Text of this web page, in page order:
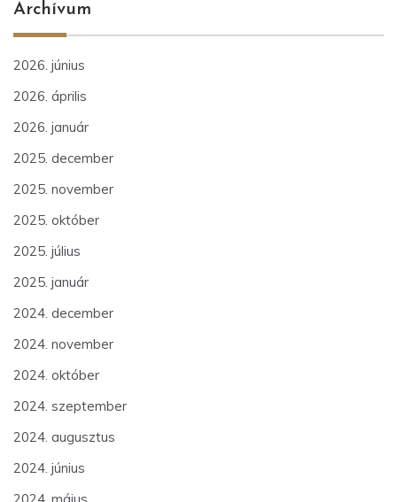
Archívum
2026. június
2026. április
2026. január
2025. december
2025. november
2025. október
2025. július
2025. január
2024. december
2024. november
2024. október
2024. szeptember
2024. augusztus
2024. június